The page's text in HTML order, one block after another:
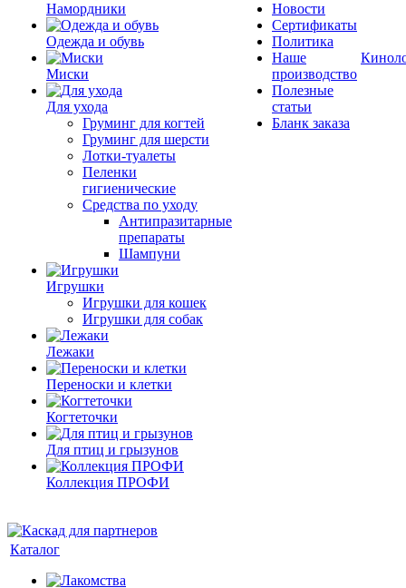
Намордники
Одежда и обувь
Миски
Для ухода
Груминг для когтей
Груминг для шерсти
Лотки-туалеты
Пеленки
гигиенические
Средства по уходу
Антипразитарные
препараты
Шампуни
Игрушки
Игрушки для кошек
Игрушки для собак
Лежаки
Переноски и клетки
Когтеточки
Для птиц и грызунов
Коллекция ПРОФИ
Новости
Сертификаты
Политика
Наше
производство
Полезные
статьи
Бланк заказа
Каталог